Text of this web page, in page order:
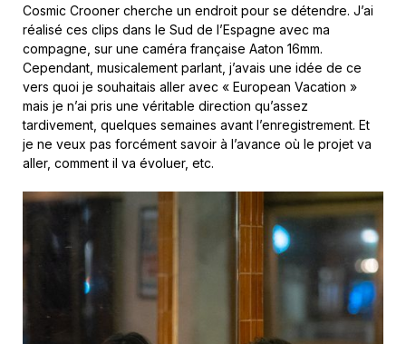
Cosmic Crooner cherche un endroit pour se détendre. J’ai
réalisé ces clips dans le Sud de l’Espagne avec ma
compagne, sur une caméra française Aaton 16mm.
Cependant, musicalement parlant, j’avais une idée de ce
vers quoi je souhaitais aller avec « European Vacation »
mais je n’ai pris une véritable direction qu’assez
tardivement, quelques semaines avant l’enregistrement. Et
je ne veux pas forcément savoir à l’avance où le projet va
aller, comment il va évoluer, etc.